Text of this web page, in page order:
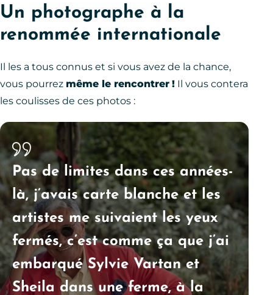
Un photographe à la
renommée internationale
Il les a tous connus et si vous avez de la chance,
vous pourrez même le rencontrer ! Il vous contera
les coulisses de ces photos :
Pas de limites dans ces années-
là, j’avais carte blanche et les
artistes me suivaient les yeux
fermés, c’est comme ça que j’ai
embarqué Sylvie Vartan et
Sheila dans une ferme, à la